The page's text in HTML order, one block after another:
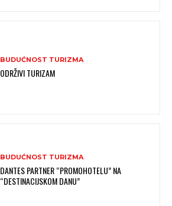
BUDUĆNOST TURIZMA
ODRŽIVI TURIZAM
BUDUĆNOST TURIZMA
DANTES PARTNER “PROMOHOTELU” NA
“DESTINACIJSKOM DANU”